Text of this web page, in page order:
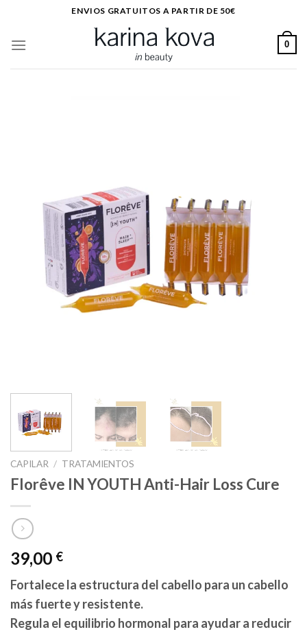
contenido
ENVIOS GRATUITOS A PARTIR DE 50€
0
CAPILAR / TRATAMIENTOS
Florêve IN YOUTH Anti-Hair Loss Cure
39,00 €
Fortalece la estructura del cabello para un cabello
más fuerte y resistente.
Regula el equilibrio hormonal para ayudar a reducir